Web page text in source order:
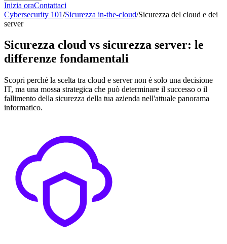
Inizia oraContattaci
Cybersecurity 101/Sicurezza in-the-cloud/Sicurezza del cloud e dei
server
Sicurezza cloud vs sicurezza server: le
differenze fondamentali
Scopri perché la scelta tra cloud e server non è solo una decisione
IT, ma una mossa strategica che può determinare il successo o il
fallimento della sicurezza della tua azienda nell'attuale panorama
informatico.